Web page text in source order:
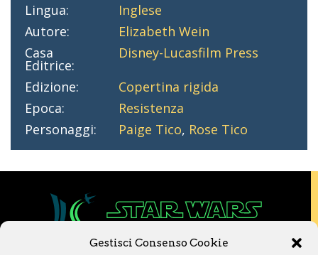
Gestisci Consenso Cookie
Lingua:
Inglese
Autore:
Elizabeth Wein
Casa
Editrice:
Disney-Lucasfilm Press
Edizione:
Copertina rigida
Epoca:
Resistenza
Personaggi:
Paige Tico, Rose Tico